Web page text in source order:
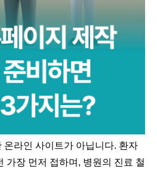
온라인 사이트가 아닙니다. 환자
가장 먼저 접하며, 병원의 진료 철